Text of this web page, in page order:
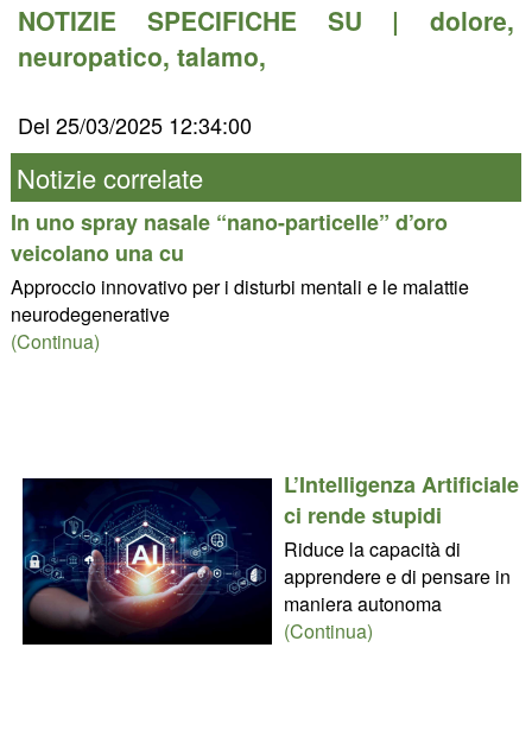
NOTIZIE SPECIFICHE SU | dolore,
neuropatico, talamo,
Del 25/03/2025 12:34:00
Notizie correlate
In uno spray nasale “nano-particelle” d’oro
veicolano una cu
Approccio innovativo per i disturbi mentali e le malattie
neurodegenerative
(Continua)
L’Intelligenza Artificiale
ci rende stupidi
Riduce la capacità di
apprendere e di pensare in
maniera autonoma
(Continua)